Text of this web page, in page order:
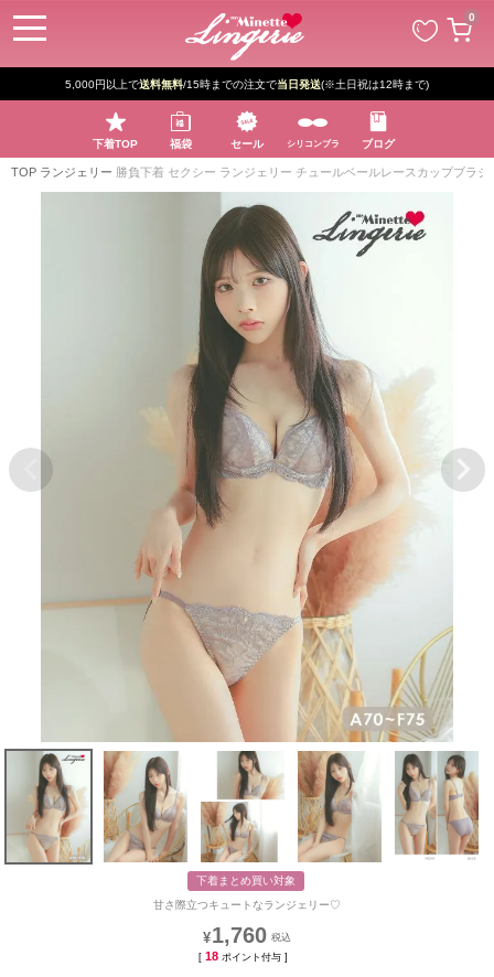
0
5,000円以上で送料無料/15時までの注文で当日発送(※土日祝は12時まで)
下着TOP 福袋 セール シリコンブラ ブログ
TOP ランジェリー 勝負下着 セクシー ランジェリー チュールベールレースカップブラ
下着まとめ買い対象
甘さ際立つキュートなランジェリー♡
¥1,760
[ 18 ポイント付与 ]
ペー
ジト